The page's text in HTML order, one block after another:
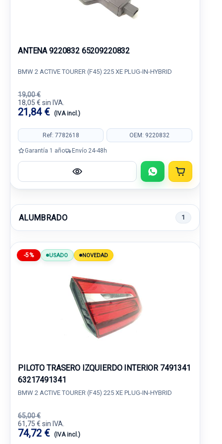
ANTENA 9220832 65209220832
BMW 2 ACTIVE TOURER (F45) 225 XE PLUG-IN-HYBRID
19,00 €
18,05 € sin IVA.
21,84 € (IVA incl.)
Ref: 7782618 OEM: 9220832
Garantía 1 año Envío 24-48h
ALUMBRADO 1
-5% USADO NOVEDAD
PILOTO TRASERO IZQUIERDO INTERIOR 7491341
63217491341
BMW 2 ACTIVE TOURER (F45) 225 XE PLUG-IN-HYBRID
65,00 €
61,75 € sin IVA.
74,72 € (IVA incl.)